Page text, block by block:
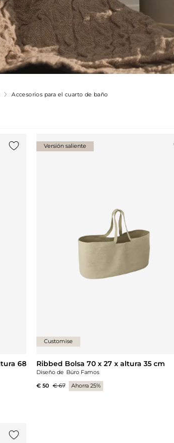
Accesorios para el cuarto de baño
68
Versión saliente
Customise
Ribbed Bolsa 70 x 27 x altura 35 cm
Diseño de Büro Famos
€ 50 € 67 Ahorra 25%